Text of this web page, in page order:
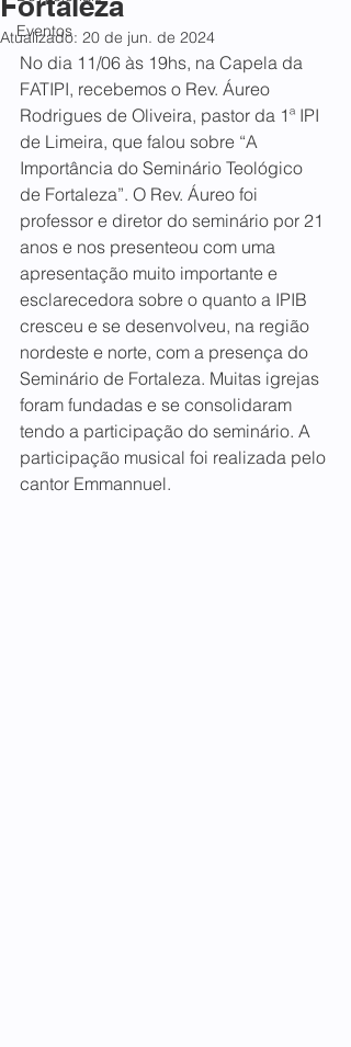
Eventos
Atualizado: 20 de jun. de 2024
No dia 11/06 às 19hs, na Capela da
FATIPI, recebemos o Rev. Áureo
Rodrigues de Oliveira, pastor da 1ª IPI
de Limeira, que falou sobre “A
Importância do Seminário Teológico
de Fortaleza”. O Rev. Áureo foi
professor e diretor do seminário por 21
anos e nos presenteou com uma
apresentação muito importante e
esclarecedora sobre o quanto a IPIB
cresceu e se desenvolveu, na região
nordeste e norte, com a presença do
Seminário de Fortaleza. Muitas igrejas
foram fundadas e se consolidaram
tendo a participação do seminário. A
participação musical foi realizada pelo
cantor Emmannuel.